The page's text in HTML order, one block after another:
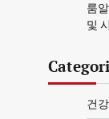
룸
및
건강